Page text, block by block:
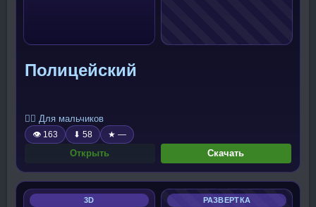
Полицейский
🧍‍♂️ Для мальчиков
👁 163 ⬇ 58 ★ —
Открыть Скачать
3D РАЗВЕРТКА